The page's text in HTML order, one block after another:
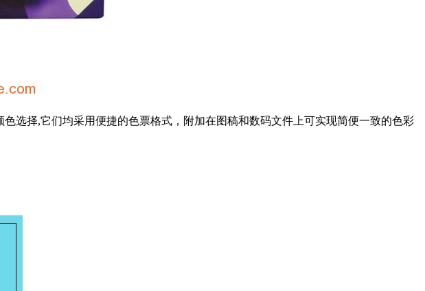
选择,它们均采用便捷的色票格式，附加在图稿和数码文件上可实现简便一致的色彩